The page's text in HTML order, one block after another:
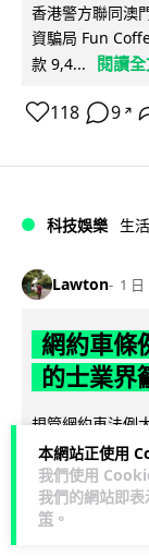
本網站正使用
我們使用
我們的網站即
策 。
香港警方聯同澳
資騙局 Fun
款 9,4...
閱讀
118 9 ↗
科技娛樂 生
Lawton 1 日
網約車條
的士業界
規管網約車法例
望白牌車司機，
高罰則，首次定
204